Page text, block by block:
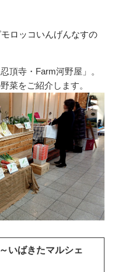
頂寺・Farm河野屋」。
菜をご紹介します。
いばきたマルシェ